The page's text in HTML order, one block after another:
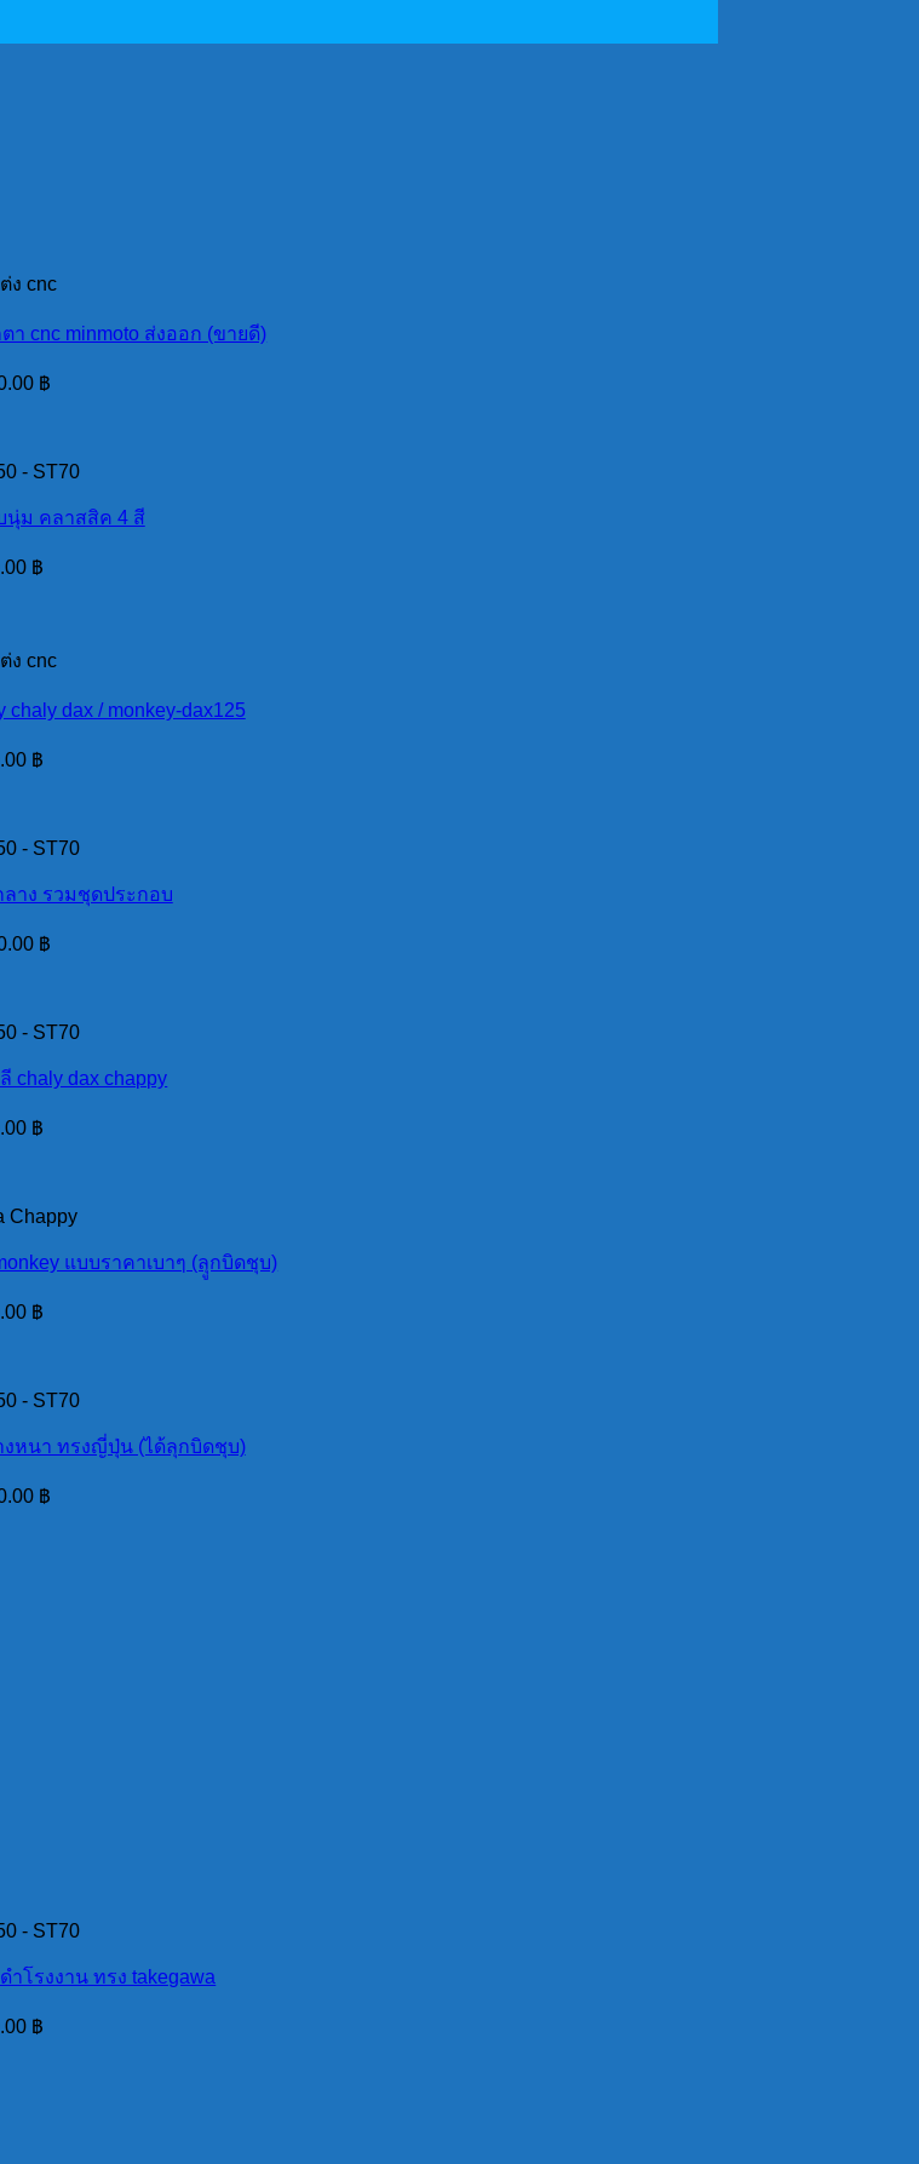
ง cnc
cnc minmoto ส่งออก (ขายดี)
฿
- ST70
ม คลาสสิค 4 สี
฿
ง cnc
dax / monkey-dax125
฿
- ST70
าง รวมชุดประกอบ
฿
- ST70
chaly dax chappy
฿
Chappy
แบบราคาเบาๆ (ลุูกบิดชุบ)
฿
- ST70
หนา ทรงญี่ปุ่น (ได้ลุกบิดชุบ)
฿
- ST70
ำโรงงาน ทรง takegawa
฿